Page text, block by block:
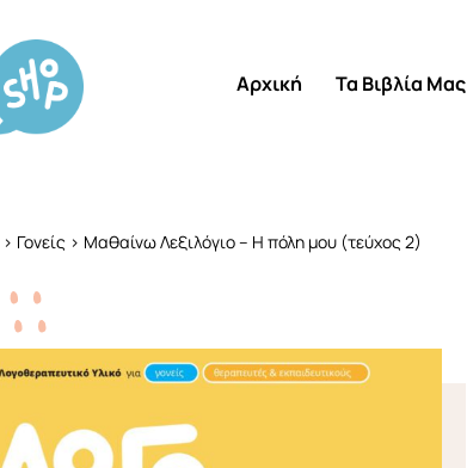
Αρχική Τα Βιβλία Μας
> Γονείς > Μαθαίνω Λεξιλόγιο – Η πόλη μου (τεύχος 2)